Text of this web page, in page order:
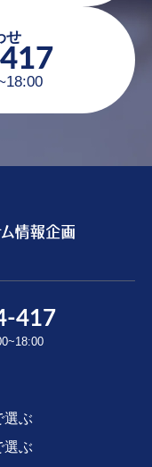
せ
417
選ぶ
選ぶ